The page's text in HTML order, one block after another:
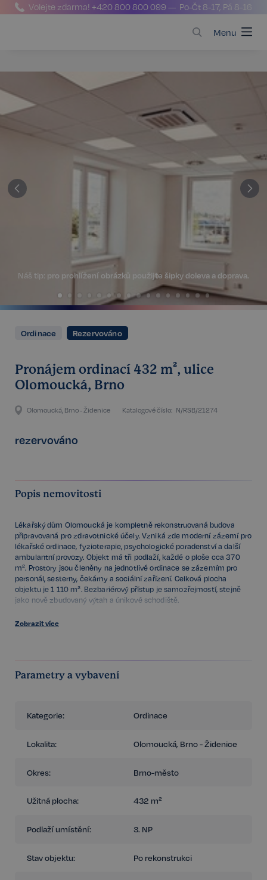
Volejte zdarma!+420 800 800 099 — Po-Čt 8-17, Pá 8-16
Menu
Náš tip: pro prohlížení obrázků použijte šipky doleva a doprava.
Ordinace Rezervováno
Pronájem ordinací 432 m², ulice
Olomoucká, Brno
Olomoucká, Brno - Židenice Katalogové číslo: N/RSB/21274
rezervováno
Popis nemovitosti
Lékařský dům Olomoucká je kompletně rekonstruovaná budova
připravovaná pro zdravotnické účely. Vzniká zde moderní zázemí pro
lékařské ordinace, fyzioterapie, psychologické poradenství a další
ambulantní provozy. Objekt má tři podlaží, každé o ploše cca 370
m². Prostory jsou členěny na jednotlivé ordinace se zázemím pro
personál, sesterny, čekárny a sociální zařízení. Celková plocha
objektu je 1 110 m². Bezbariérový přístup je samozřejmostí, stejně
jako nově zbudovaný výtah a únikové schodiště.
Celková výměra 432 m².
zajištěn dostatek parkovacích míst.
Zobrazit více
Parametry a vybavení
Kategorie: Ordinace
Lokalita: Olomoucká, Brno - Židenice
Okres: Brno-město
Užitná plocha: 432 m²
Podlaží umístění: 3. NP
Stav objektu: Po rekonstrukci